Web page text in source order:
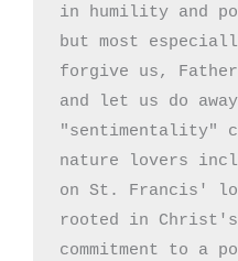
in humility and
but most
forgive us, Father
and let us do
"sentimentality"
nature lovers
on St. Francis'
rooted in
commitment to a